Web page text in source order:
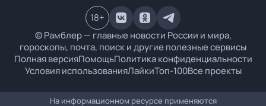
© Рамблер — главные новости России и мира,
гороскопы, почта, поиск и другие полезные сервисы
Полная версияПомощьПолитика конфиденциальности
Условия использованияЛайкиТоп-100Все проекты
18+
На информационном ресурсе применяются